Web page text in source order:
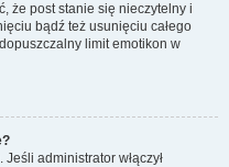
że post stanie się nieczytelny i
bądź też usunięciu całego
limit emotikon w
administrator włączył